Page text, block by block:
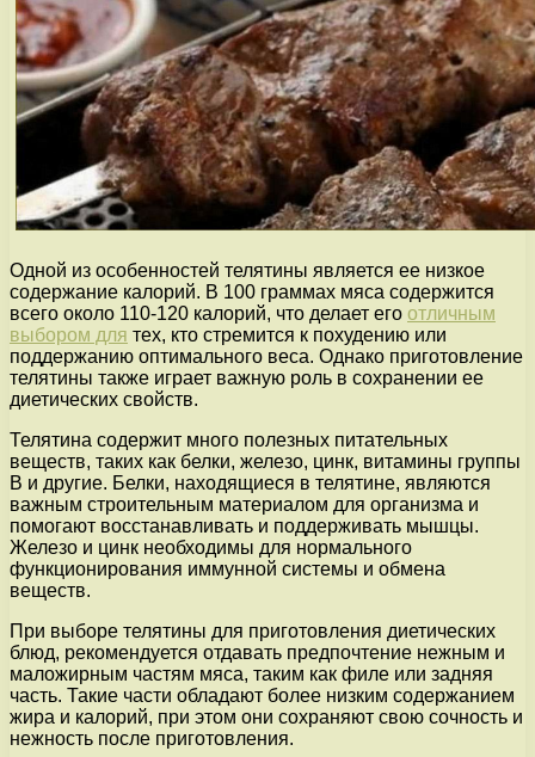
Одной из особенностей телятины является ее низкое
содержание калорий. В 100 граммах мяса содержится
всего около 110-120 калорий, что делает его отличным
выбором для тех, кто стремится к похудению или
поддержанию оптимального веса. Однако приготовление
телятины также играет важную роль в сохранении ее
диетических свойств.
Телятина содержит много полезных питательных
веществ, таких как белки, железо, цинк, витамины группы
B и другие. Белки, находящиеся в телятине, являются
важным строительным материалом для организма и
помогают восстанавливать и поддерживать мышцы.
Железо и цинк необходимы для нормального
функционирования иммунной системы и обмена
веществ.
При выборе телятины для приготовления диетических
блюд, рекомендуется отдавать предпочтение нежным и
маложирным частям мяса, таким как филе или задняя
часть. Такие части обладают более низким содержанием
жира и калорий, при этом они сохраняют свою сочность и
нежность после приготовления.